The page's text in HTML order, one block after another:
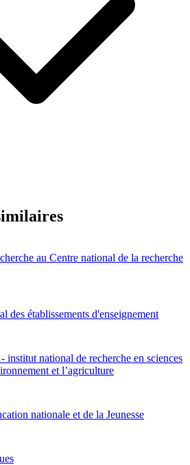
au Centre national de la recherche
des établissements d'enseignement
national de recherche en sciences
et l’agriculture
nationale et de la Jeunesse